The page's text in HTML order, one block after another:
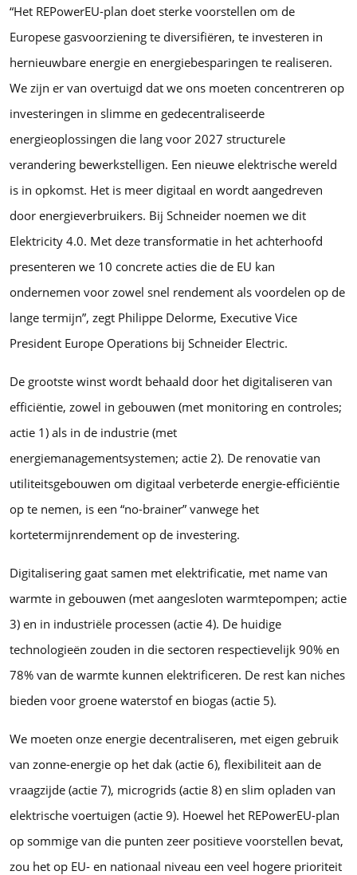
“Het REPowerEU-plan doet sterke voorstellen om de
Europese gasvoorziening te diversifiëren, te investeren in
hernieuwbare energie en energiebesparingen te realiseren.
We zijn er van overtuigd dat we ons moeten concentreren op
investeringen in slimme en gedecentraliseerde
energieoplossingen die lang voor 2027 structurele
verandering bewerkstelligen. Een nieuwe elektrische wereld
is in opkomst. Het is meer digitaal en wordt aangedreven
door energieverbruikers. Bij Schneider noemen we dit
Elektricity 4.0. Met deze transformatie in het achterhoofd
presenteren we 10 concrete acties die de EU kan
ondernemen voor zowel snel rendement als voordelen op de
lange termijn”, zegt Philippe Delorme, Executive Vice
President Europe Operations bij Schneider Electric.
De grootste winst wordt behaald door het digitaliseren van
efficiëntie, zowel in gebouwen (met monitoring en controles;
actie 1) als in de industrie (met
energiemanagementsystemen; actie 2). De renovatie van
utiliteitsgebouwen om digitaal verbeterde energie-efficiëntie
op te nemen, is een “no-brainer” vanwege het
kortetermijnrendement op de investering.
Digitalisering gaat samen met elektrificatie, met name van
warmte in gebouwen (met aangesloten warmtepompen; actie
3) en in industriële processen (actie 4). De huidige
technologieën zouden in die sectoren respectievelijk 90% en
78% van de warmte kunnen elektrificeren. De rest kan niches
bieden voor groene waterstof en biogas (actie 5).
We moeten onze energie decentraliseren, met eigen gebruik
van zonne-energie op het dak (actie 6), flexibiliteit aan de
vraagzijde (actie 7), microgrids (actie 8) en slim opladen van
elektrische voertuigen (actie 9). Hoewel het REPowerEU-plan
op sommige van die punten zeer positieve voorstellen bevat,
zou het op EU- en nationaal niveau een veel hogere prioriteit